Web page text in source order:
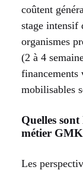
coûtent
stage intensif
organismes
(2 à 4
financements
mobilisables
Quelles sont
métier
Les